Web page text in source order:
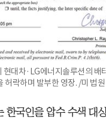
현대차·LG에너지솔루션의 배
허락하며 발부한 영장. /미 법원
한국인을 압수 수색 대